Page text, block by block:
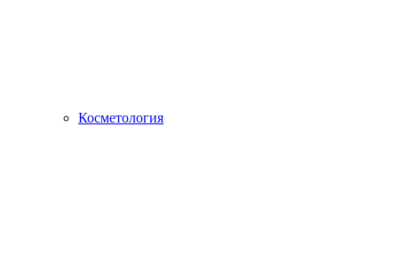
Косметология